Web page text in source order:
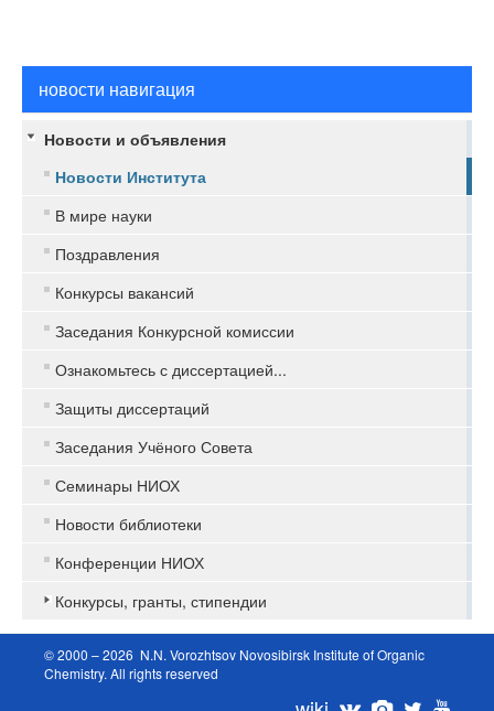
новости навигация
Новости и объявления
Новости Института
В мире науки
Поздравления
Конкурсы вакансий
Заседания Конкурсной комиссии
Ознакомьтесь с диссертацией...
Защиты диссертаций
Заседания Учёного Совета
Семинары НИОХ
Новости библиотеки
Конференции НИОХ
Конкурсы, гранты, стипендии
© 2000 – 2026 N.N. Vorozhtsov Novosibirsk Institute of Organic
Chemistry. All rights reserved